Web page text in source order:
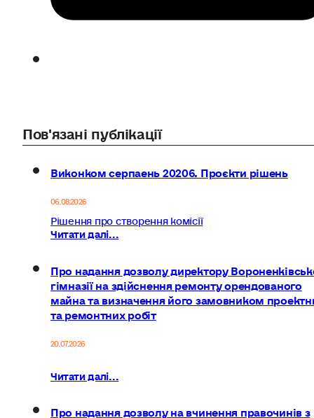
Пов'язані публікації
Виконком серпаень 20206. Проєкти рішень
06.08.2026
Рішення про створення комісії
Читати далі...
Про надання дозволу директору
гімназії на здійснення ремонту орендованого
майна та визначення його замовником
та ремонтних робіт
20.07.2026
Читати далі...
Про надання дозволу на вчинення правочинів з